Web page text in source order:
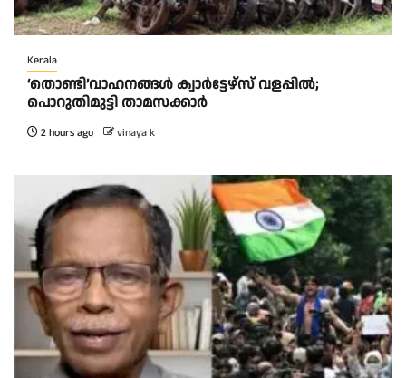
Kerala
‘തൊണ്ടി’വാഹനങ്ങൾ ക്വാർട്ടേഴ്സ്‌ വളപ്പിൽ;
പൊറുതിമുട്ടി താമസക്കാർ
2 hours ago vinaya k